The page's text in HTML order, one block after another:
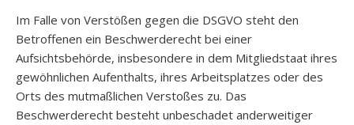
Im Falle von Verstößen gegen die DSGVO steht den
Betroffenen ein Beschwerderecht bei einer
Aufsichtsbehörde, insbesondere in dem Mitgliedstaat ihres
gewöhnlichen Aufenthalts, ihres Arbeitsplatzes oder des
Orts des mutmaßlichen Verstoßes zu. Das
Beschwerderecht besteht unbeschadet anderweitiger